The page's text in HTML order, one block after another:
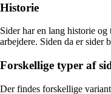
Historie
Sider har en lang historie
arbejdere. Siden da er sider
Forskellige typer af
Der findes forskellige